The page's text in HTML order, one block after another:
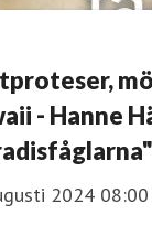
- Hanne
2024 08:00